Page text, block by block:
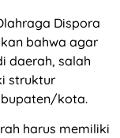
Dispora
bahwa agar
daerah, salah
struktur
kota.
harus memiliki